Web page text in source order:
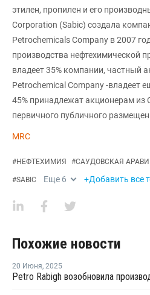
этилен, пропилен и его
Corporation (Sabic) создала
Petrochemicals Company в 2007
производства нефтехимической
владеет 35% компании, частный
Petrochemical Company -владеет
45% принадлежат акционерам из
первичного публичного
MRC
#НЕФТЕХИМИЯ #САУДОВСКАЯ
#SABIC Еще 6 +Добавить все
Похожие новости
20 Июня, 2025